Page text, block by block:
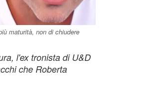
maturità, non di chiudere
l'ex tronista di U&D
che Roberta